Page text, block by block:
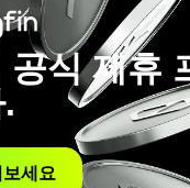
식 제휴
세요